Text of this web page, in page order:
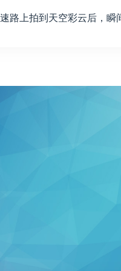
路上拍到天空彩云后，瞬